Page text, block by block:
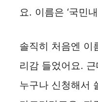
요. 이름은 ‘국민
솔직히 처음엔 이
리감 들었어요.
누구나 신청해서